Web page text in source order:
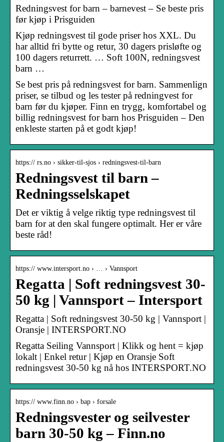
Redningsvest for barn – barnevest – Se beste pris
før kjøp i Prisguiden
Kjøp redningsvest til gode priser hos XXL. Du
har alltid fri bytte og retur, 30 dagers prisløfte og
100 dagers returrett. … Soft 100N, redningsvest
barn …
Se best pris på redningsvest for barn. Sammenlign
priser, se tilbud og les tester på redningvest for
barn før du kjøper. Finn en trygg, komfortabel og
billig redningsvest for barn hos Prisguiden – Den
enkleste starten på et godt kjøp!
https:// rs.no › sikker-til-sjos › redningsvest-til-barn
Redningsvest til barn –
Redningsselskapet
Det er viktig å velge riktig type redningsvest til
barn for at den skal fungere optimalt. Her er våre
beste råd!
https:// www.intersport.no › … › Vannsport
Regatta | Soft redningsvest 30-
50 kg | Vannsport – Intersport
Regatta | Soft redningsvest 30-50 kg | Vannsport |
Oransje | INTERSPORT.NO
Regatta Seiling Vannsport | Klikk og hent = kjøp
lokalt | Enkel retur | Kjøp en Oransje Soft
redningsvest 30-50 kg nå hos INTERSPORT.NO
https:// www.finn.no › bap › forsale
Redningsvester og seilvester
barn 30-50 kg – Finn.no